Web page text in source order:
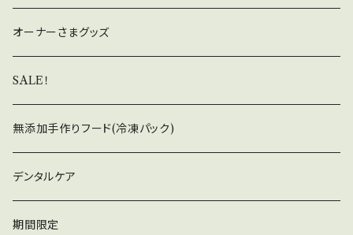
オーナーさまグッズ
SALE！
無添加手作りフード(冷凍パック)
デンタルケア
期間限定